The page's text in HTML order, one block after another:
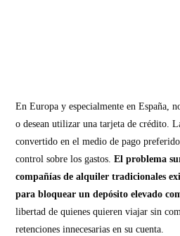
En Europa y especialmente en España,
o desean utilizar una tarjeta de crédito.
convertido en el medio de pago
control sobre los gastos.El problema
compañías de alquiler tradicionales
para bloquear un depósito elevado
libertad de quienes quieren viajar sin
retenciones innecesarias en su cuenta.